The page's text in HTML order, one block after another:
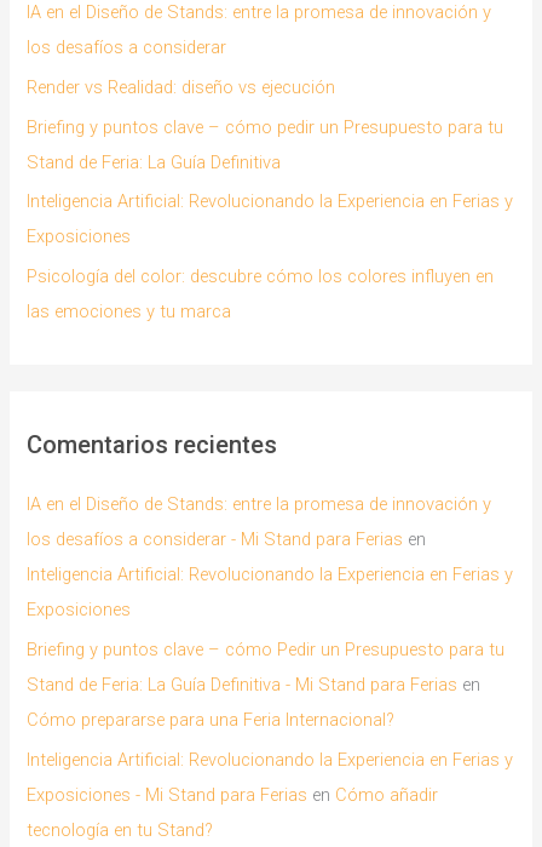
p
o
r
:
IA en el Diseño de Stands: entre la promesa de innovación y
los desafíos a considerar
Render vs Realidad: diseño vs ejecución
Briefing y puntos clave – cómo pedir un Presupuesto para tu
Stand de Feria: La Guía Definitiva
Inteligencia Artificial: Revolucionando la Experiencia en Ferias y
Exposiciones
Psicología del color: descubre cómo los colores influyen en
las emociones y tu marca
Comentarios recientes
IA en el Diseño de Stands: entre la promesa de innovación y
los desafíos a considerar - Mi Stand para Ferias en
Inteligencia Artificial: Revolucionando la Experiencia en Ferias y
Exposiciones
Briefing y puntos clave – cómo Pedir un Presupuesto para tu
Stand de Feria: La Guía Definitiva - Mi Stand para Ferias en
Cómo prepararse para una Feria Internacional?
Inteligencia Artificial: Revolucionando la Experiencia en Ferias y
Exposiciones - Mi Stand para Ferias en Cómo añadir
tecnología en tu Stand?